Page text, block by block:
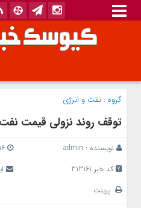
گروه : نفت و انرژی
توقف روند نزولی قیمت نفت
نویسنده : admin
16 خرداد 1405
کد خبر 313161
پرینت